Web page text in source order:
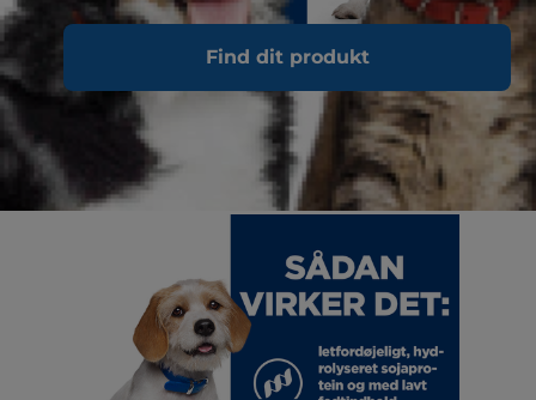
Find dit produkt